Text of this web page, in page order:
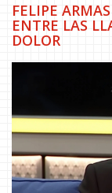
FELIPE
ENTRE LAS
DOLOR